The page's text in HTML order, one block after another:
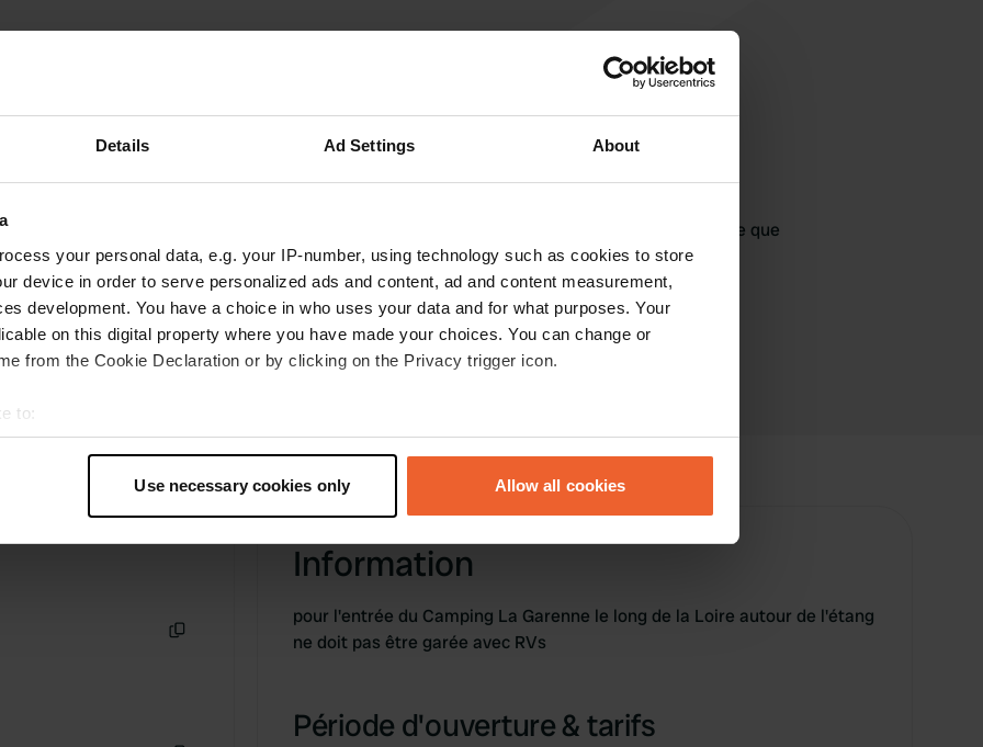
Details Ad Settings About
your personal data, e.g. your IP-number, using technology such as cookies to store
device in order to serve personalized ads and content, ad and content measurement,
development. You have a choice in who uses your data and for what purposes. Your
on this digital property where you have made your choices. You can change or
from the Cookie Declaration or by clicking on the Privacy trigger icon.
to:
geographical location which can be accurate to within several meters
personal data is processed and set your preferences in the
content and ads, to provide social media features and to analyse our traffic. We also share
our site with our social media, advertising and analytics partners who may combine it with
to them or that they’ve collected from your use of their services.
Use necessary cookies only Allow all cookies
de parking à côté. le
la saison.
Ajouter un avis
Vous êtes déjà venu ici ? Dites aux autres ce que
vous en pensez.
Information
pour l'entrée du Camping La Garenne le long de la Loire autour de l'étang
ne doit pas être garée avec RVs
Période d'ouverture & tarifs